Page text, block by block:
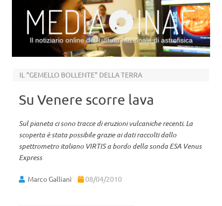
Il notiziario online dell’Istituto nazionale di astrofisica
IL “GEMELLO BOLLENTE” DELLA TERRA
Su Venere scorre lava
Sul pianeta ci sono tracce di eruzioni vulcaniche recenti. La
scoperta è stata possibile grazie ai dati raccolti dallo
spettrometro italiano VIRTIS a bordo della sonda ESA Venus
Express
Marco Galliani 08/04/2010